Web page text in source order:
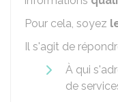
Pour cela, soyez
Il s'agit de
À qui
de